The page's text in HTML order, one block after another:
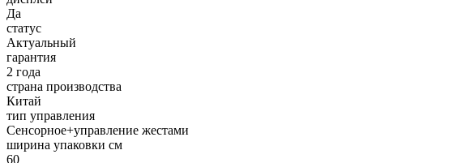
Да
статус
Актуальный
гарантия
2 года
страна производства
Китай
тип управления
Сенсорное+управление жестами
ширина упаковки см
60